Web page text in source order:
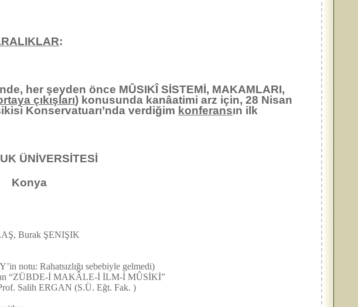
:
her şeyden önce MÛSIKÎ SİSTEMİ, MAKAMLARI,
çıkışları) konusunda kanâatimi arz için, 28 Nisan
Konservatuarı’nda verdiğim konferansın ilk
ÜNİVERSİTESİ
Konya
ŞENIŞIK
notu: Rahatsızlığı sebebiyle gelmedi)
“ZÜBDE-İ MAKÂLE-İ İLM-İ MÛSİKİ”
ERGAN (S.Ü. Eğt. Fak. )